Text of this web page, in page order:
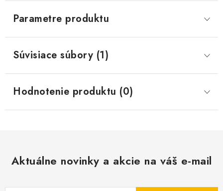
Parametre produktu
Súvisiace súbory (1)
Hodnotenie produktu (0)
Aktuálne novinky a akcie na váš e-mail